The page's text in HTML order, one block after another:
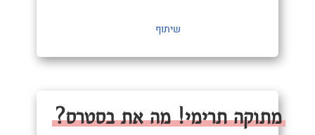
שיתוף
מתוקה תרימי! מה את בסטרס?